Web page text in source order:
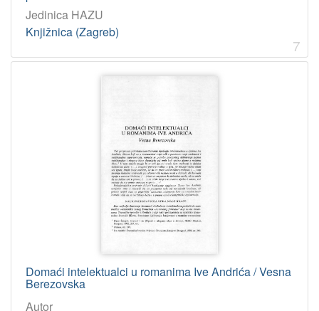
Jedinica HAZU
Knjižnica (Zagreb)
7
Domaći intelektualci u romanima Ive Andrića / Vesna
Berezovska
Autor